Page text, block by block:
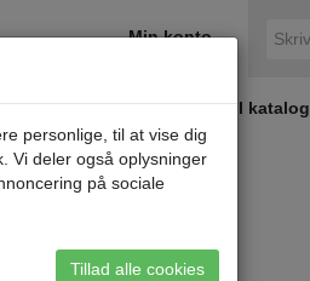
Min konto
Om Riis Rejser Bestil katalog
personlige, til at vise dig
Vi deler også oplysninger
på sociale
Tillad alle cookies